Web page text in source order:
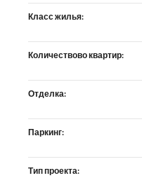
Класс жилья:
Количествово квартир:
Отделка:
Паркинг:
Тип проекта: